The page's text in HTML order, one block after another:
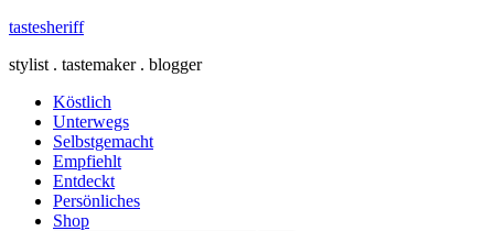
tastesheriff
stylist . tastemaker . blogger
Köstlich
Unterwegs
Selbstgemacht
Empfiehlt
Entdeckt
Persönliches
Shop